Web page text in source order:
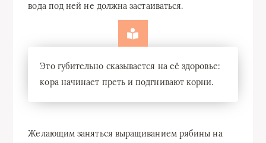
вода под ней не должна застаиваться.
Это губительно сказывается на её здоровье:
кора начинает преть и подгнивают корни.
Желающим заняться выращиванием рябины на